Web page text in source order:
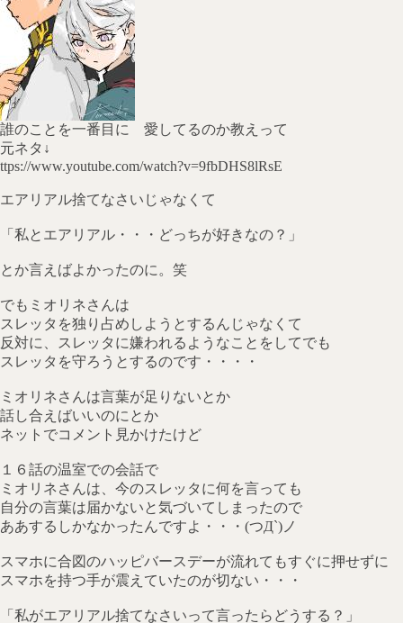
誰のことを一番目に 愛してるのか教えって
元ネタ↓
ttps://www.youtube.com/watch?v=9fbDHS8lRsE
エアリアル捨てなさいじゃなくて
「私とエアリアル・・・どっちが好きなの？」
とか言えばよかったのに。笑
でもミオリネさんは
スレッタを独り占めしようとするんじゃなくて
反対に、スレッタに嫌われるようなことをしてでも
スレッタを守ろうとするのです・・・・
ミオリネさんは言葉が足りないとか
話し合えばいいのにとか
ネットでコメント見かけたけど
１６話の温室での会話で
ミオリネさんは、今のスレッタに何を言っても
自分の言葉は届かないと気づいてしまったので
ああするしかなかったんですよ・・・(つД`)ノ
スマホに合図のハッピバースデーが流れてもすぐに押せずに
スマホを持つ手が震えていたのが切ない・・・
「私がエアリアル捨てなさいって言ったらどうする？」